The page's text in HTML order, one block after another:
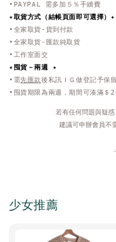
•PAYPAL 需多加５％手續費
✦取貨方式 （結帳頁面即可選擇） ✦
•全家取貨-貨到付款
•全家取貨-匯款純取貨
•工作室面交
✦ 囤貨－兩週 ✦
•需先匯款後私訊ＩＧ做登記予保留
•囤貨期限為兩週，期間可湊滿
若有任何問題與疑
建議可申辦會員不
少女推薦